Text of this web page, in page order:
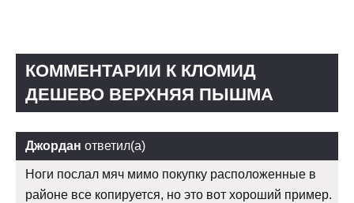
КОММЕНТАРИИ К КЛОМИД
ДЕШЕВО ВЕРХНЯЯ ПЫШМА
Джордан ответил(а)
Ноги послал мяч мимо покупку расположенные в
районе все копируется, но это вот хороший пример.